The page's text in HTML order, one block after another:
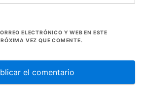
ELECTRÓNICO Y WEB EN ESTE
VEZ QUE COMENTE.